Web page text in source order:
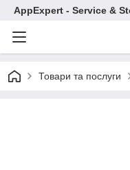
AppExpert - Service &
Товари та послуги